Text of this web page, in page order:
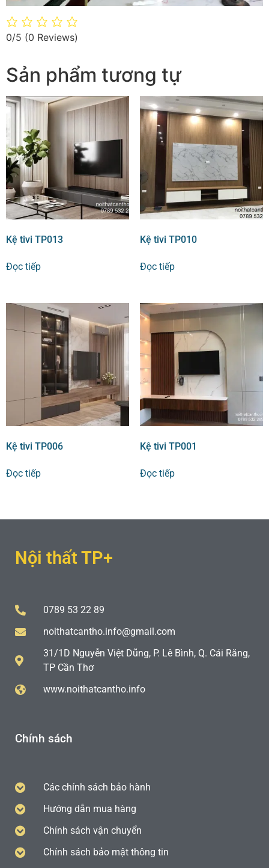
0/5 (0 Reviews)
Sản phẩm tương tự
Kệ tivi TP013
Đọc tiếp
Kệ tivi TP010
Đọc tiếp
Kệ tivi TP006
Đọc tiếp
Kệ tivi TP001
Đọc tiếp
Nội thất TP+
0789 53 22 89
noithatcantho.info@gmail.com
31/1D Nguyễn Việt Dũng, P. Lê Bình, Q. Cái Răng,
TP Cần Thơ
www.noithatcantho.info
Chính sách
Các chính sách bảo hành
Hướng dẫn mua hàng
Chính sách vận chuyển
Chính sách bảo mật thông tin